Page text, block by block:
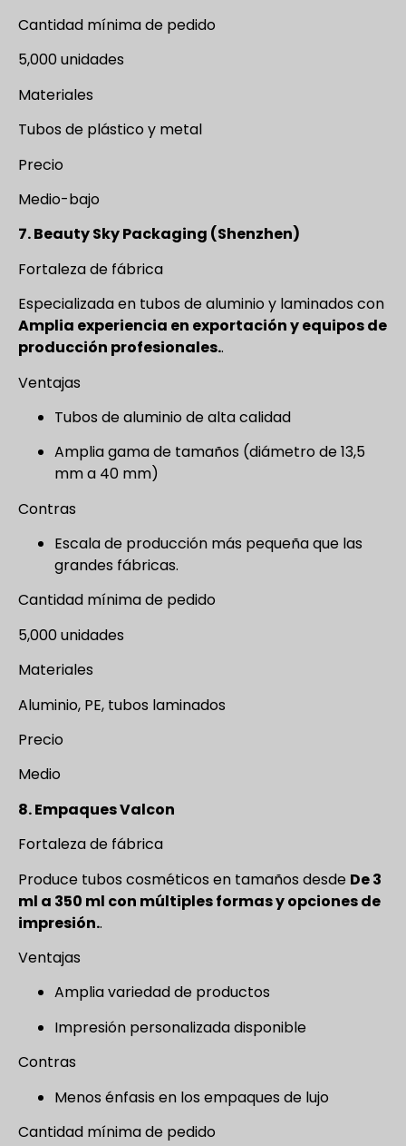
Cantidad mínima de pedido
5,000 unidades
Materiales
Tubos de plástico y metal
Precio
Medio-bajo
7. Beauty Sky Packaging (Shenzhen)
Fortaleza de fábrica
Especializada en tubos de aluminio y laminados con
Amplia experiencia en exportación y equipos de
producción profesionales..
Ventajas
Tubos de aluminio de alta calidad
Amplia gama de tamaños (diámetro de 13,5
mm a 40 mm)
Contras
Escala de producción más pequeña que las
grandes fábricas.
Cantidad mínima de pedido
5,000 unidades
Materiales
Aluminio, PE, tubos laminados
Precio
Medio
8. Empaques Valcon
Fortaleza de fábrica
Produce tubos cosméticos en tamaños desde De 3
ml a 350 ml con múltiples formas y opciones de
impresión..
Ventajas
Amplia variedad de productos
Impresión personalizada disponible
Contras
Menos énfasis en los empaques de lujo
Cantidad mínima de pedido